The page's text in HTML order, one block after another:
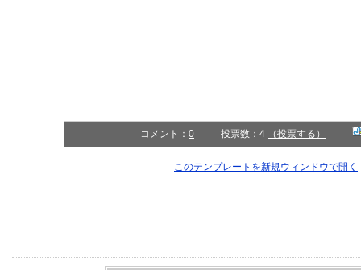
コメント： 0 投票数：4 （投票する）
このテンプレートを新規ウィンドウで開く